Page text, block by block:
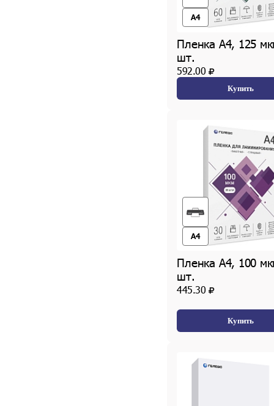
A4
Пленка А4, 125
шт.
592.00
Купить
A4
Пленка А4, 100
шт.
445.30
Купить